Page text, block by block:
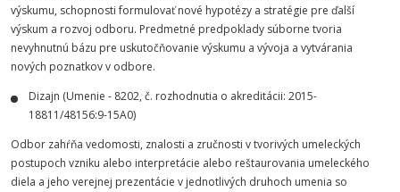
výskumu, schopnosti formulovať nové hypotézy a stratégie pre ďalší
výskum a rozvoj odboru. Predmetné predpoklady súborne tvoria
nevyhnutnú bázu pre uskutočňovanie výskumu a vývoja a vytvárania
nových poznatkov v odbore.
Dizajn (Umenie - 8202, č. rozhodnutia o akreditácii: 2015-
18811/48156:9-15A0)
Odbor zahŕňa vedomosti, znalosti a zručnosti v tvorivých umeleckých
postupoch vzniku alebo interpretácie alebo reštaurovania umeleckého
diela a jeho verejnej prezentácie v jednotlivých druhoch umenia so